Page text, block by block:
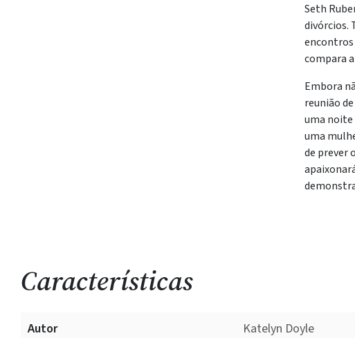
Seth
divórcios.
encontros
compara
Embora
reunião
uma noite
uma
de prever
Características
Autor
Katelyn Doyle